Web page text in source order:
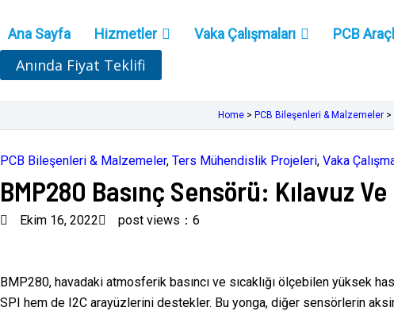
Ana Sayfa Hizmetler Vaka Çalışmaları PCB
Anında Fiyat Teklifi
Home > PCB Bileşenleri & Malzemeler >
PCB Bileşenleri & Malzemeler, Ters Mühendislik Projeleri, Vaka
BMP280 Basınç Sensörü: Kılavuz
Ekim 16, 2022 post views：6
BMP280, havadaki atmosferik basıncı ve sıcaklığı ölçebilen yüksek
SPI hem de I2C arayüzlerini destekler. Bu yonga, diğer sensörlerin